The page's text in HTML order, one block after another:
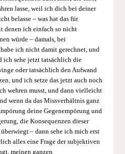
lasse, weil ich dich bei deiner
belasse – was hat das für
denen ich einfach so nicht
würde – damals, bei
ich nicht damit gerechnet, und
ich sehe jetzt tatsächlich die
oder tatsächlich den Aufwand
und ich setze das jetzt auch noch
wehren musst, und dann vielleicht
wenn da das Missverhältnis ganz
deine Gegenempörung und
die Konsequenzen dieser
– dann sehe ich mich erst
alles eine Frage der subjektiven
meinen ganzen